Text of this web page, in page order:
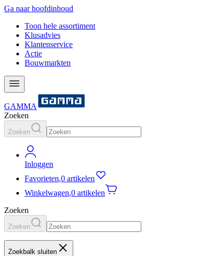
Ga naar hoofdinhoud
Toon hele assortiment
Klusadvies
Klantenservice
Actie
Bouwmarkten
GAMMA
Zoeken
Zoeken
Inloggen
Favorieten,0 artikelen
Winkelwagen,0 artikelen
Zoeken
Zoeken
Zoekbalk sluiten